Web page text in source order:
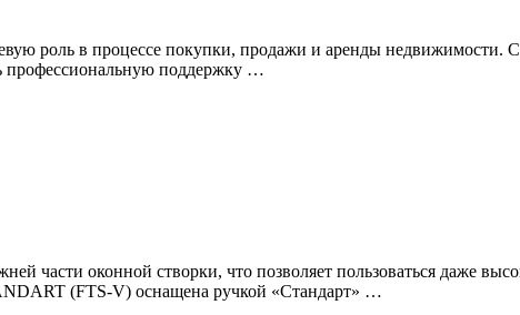
роль в процессе покупки, продажи и аренды недвижимости.
профессиональную поддержку …
части оконной створки, что позволяет пользоваться даже
(FTS-V) оснащена ручкой «Стандарт» …